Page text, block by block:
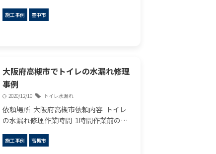
ルに巻かれた二股の蛇口がありました。
施工事例 豊中市
大阪府高槻市でトイレの水漏れ修理
事例
2020/12/10 トイレ水漏れ
依頼場所 大阪府高槻市依頼内容 トイレ
の水漏れ修理作業時間 1時間作業前の状
ってしまいどこからか水漏れしていると
施工事例 高槻市